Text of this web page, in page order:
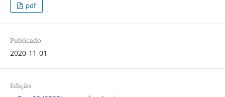
pdf
Publicado
2020-11-01
Edição